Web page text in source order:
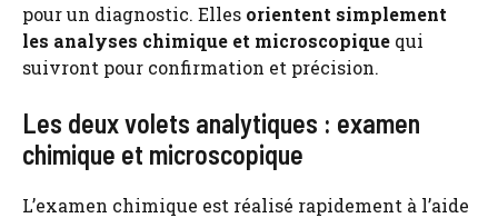
pour un diagnostic. Elles orientent simplement
les analyses chimique et microscopique qui
suivront pour confirmation et précision.
Les deux volets analytiques : examen
chimique et microscopique
L’examen chimique est réalisé rapidement à l’aide